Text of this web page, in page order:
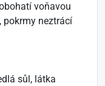
voňavou
pokrmy neztrácí
sůl, látka